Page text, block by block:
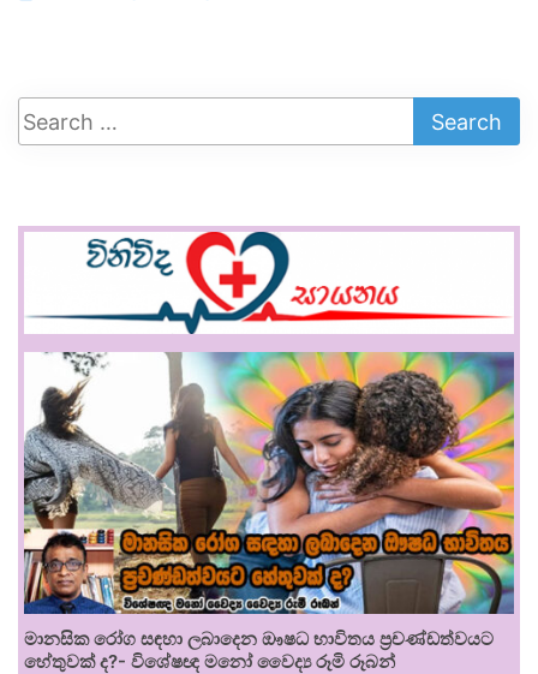
මානසික රෝග සඳහා ලබාදෙන ඖෂධ භාවිතය ප්‍රචණ්ඩත්වයට
හේතුවක් ද?- විශේෂඥ මනෝ වෛද්‍ය රූමි රූබන්